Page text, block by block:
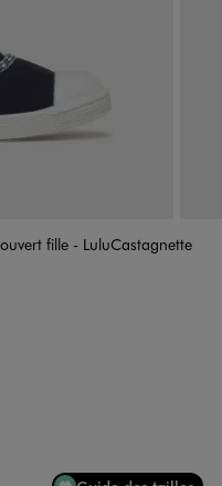
fille - LuluCastagnette